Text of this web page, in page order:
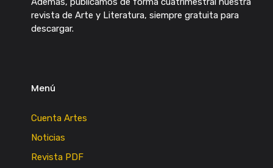
revista de Arte y Literatura, siempre gratuita para
descargar.
Menú
Cuenta Artes
Noticias
Revista PDF